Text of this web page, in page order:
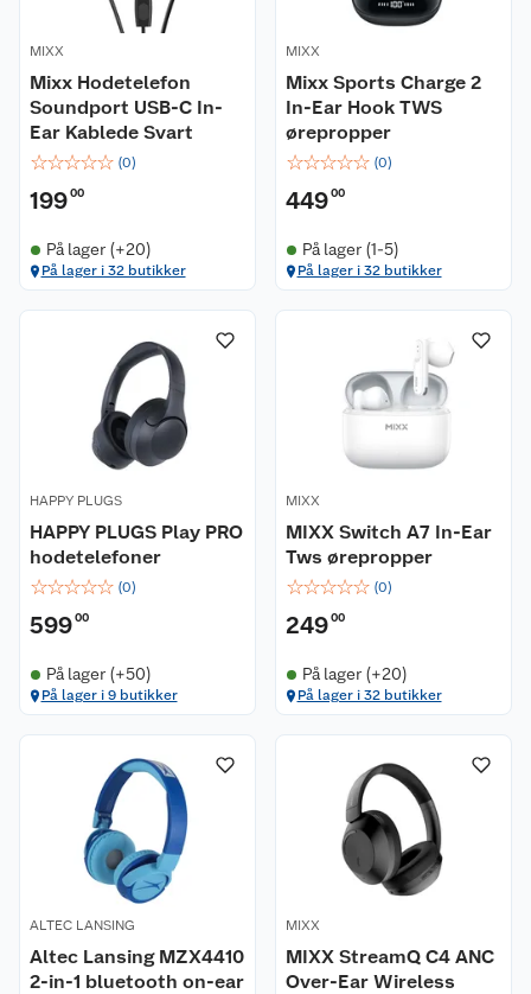
MIXX
Mixx Hodetelefon
Soundport USB-C In-
Ear Kablede Svart
☆☆☆☆☆ (0)
19900
På lager (+20)
På lager i 32 butikker
MIXX
Mixx Sports Charge 2
In-Ear Hook TWS
ørepropper
☆☆☆☆☆ (0)
44900
På lager (1-5)
På lager i 32 butikker
HAPPY PLUGS
HAPPY PLUGS Play PRO
hodetelefoner
☆☆☆☆☆ (0)
59900
På lager (+50)
På lager i 9 butikker
MIXX
MIXX Switch A7 In-Ear
Tws ørepropper
☆☆☆☆☆ (0)
24900
På lager (+20)
På lager i 32 butikker
ALTEC LANSING
Altec Lansing MZX4410
2-in-1 bluetooth on-ear
MIXX
MIXX StreamQ C4 ANC
Over-Ear Wireless